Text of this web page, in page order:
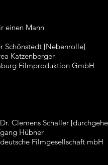
einen Mann
Schönstedt [Nebenrolle]
Katzenberger
Filmproduktion GmbH
Clemens Schaller
Hübner
Filmgesellschaft mbH